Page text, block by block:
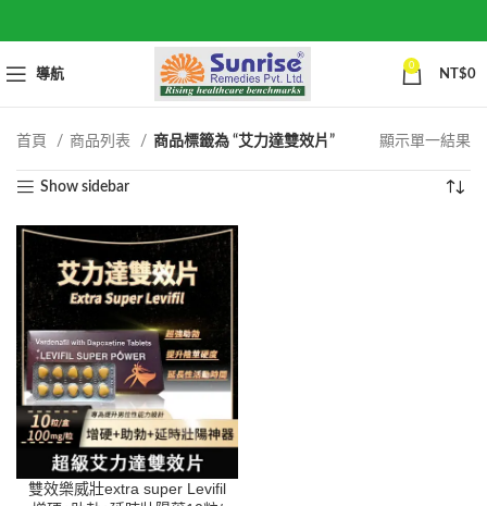
導航
0
NT$0
首頁 商品列表 商品標籤為 “艾力達雙效片” 顯示單一結果
Show sidebar
雙效樂威壯extra super Levifil